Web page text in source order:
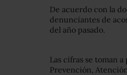
De acuerdo con la
denunciantes de
del año pasado.
Las cifras se toman
Prevención,